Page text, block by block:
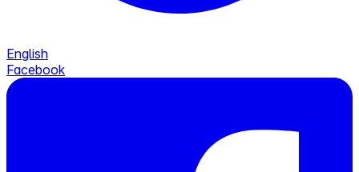
English
Facebook